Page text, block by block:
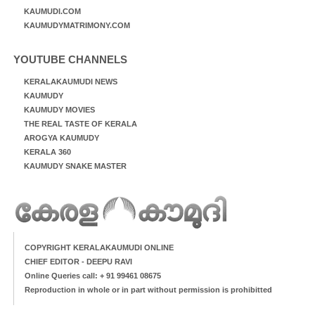
KAUMUDI.COM
KAUMUDYMATRIMONY.COM
YOUTUBE CHANNELS
KERALAKAUMUDI NEWS
KAUMUDY
KAUMUDY MOVIES
THE REAL TASTE OF KERALA
AROGYA KAUMUDY
KERALA 360
KAUMUDY SNAKE MASTER
COPYRIGHT KERALAKAUMUDI ONLINE
CHIEF EDITOR - DEEPU RAVI
Online Queries call: + 91 99461 08675
Reproduction in whole or in part without permission is prohibitted